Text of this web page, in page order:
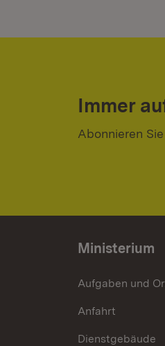
Immer
Abonnieren
Ministerium
Aufgaben und
Anfahrt
Dienstgebäude